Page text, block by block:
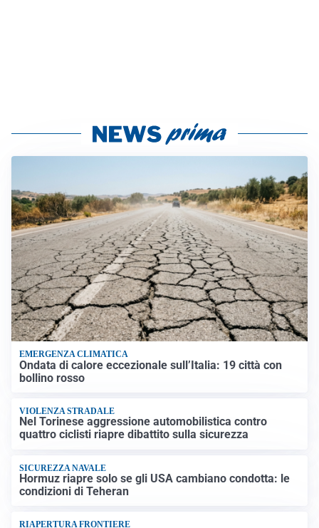
EMERGENZA CLIMATICA
Ondata di calore eccezionale sull’Italia: 19 città con
bollino rosso
VIOLENZA STRADALE
Nel Torinese aggressione automobilistica contro
quattro ciclisti riapre dibattito sulla sicurezza
SICUREZZA NAVALE
Hormuz riapre solo se gli USA cambiano condotta: le
condizioni di Teheran
RIAPERTURA FRONTIERE